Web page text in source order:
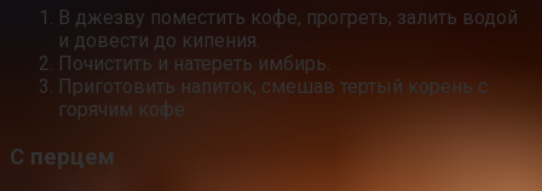
В джезву поместить кофе, прогреть, залить водой
и довести до кипения.
Почистить и натереть имбирь.
Приготовить напиток, смешав тертый корень с
горячим кофе.
С перцем